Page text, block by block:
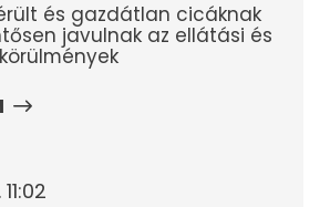
és gazdátlan cicáknak
javulnak az ellátási és